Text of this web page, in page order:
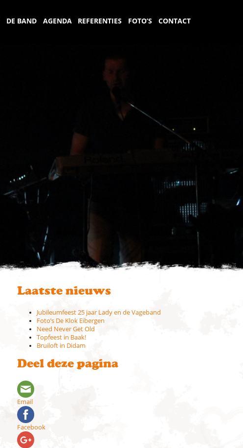
DE BAND AGENDA REFERENTIES FOTO’S CONTACT
Laatste nieuws
Jubileumfeest 25 jaar Lady en de Vageband
Foto’s De Klok Eibergen
Need Never Get Old
Topfeest in Baak!
Bruiloft in Didam
Deel deze pagina
Email
Facebook